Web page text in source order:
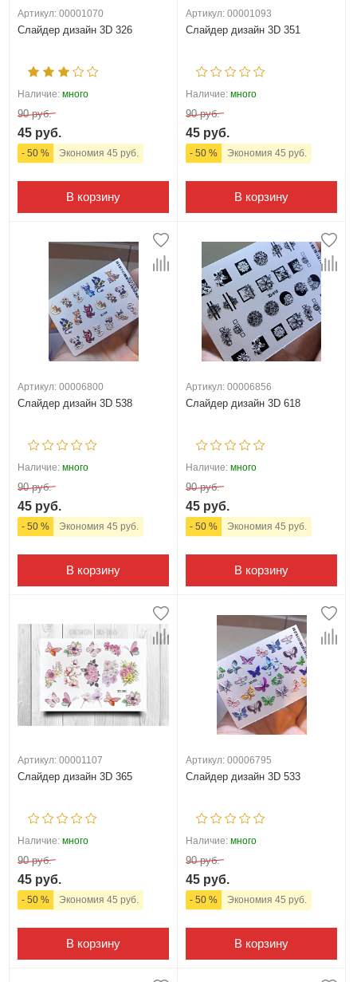
Артикул: 00001070
Слайдер дизайн 3D 326
Наличие: много
90 руб.
45 руб.
- 50 % Экономия 45 руб.
В корзину
Артикул: 00001093
Слайдер дизайн 3D 351
Наличие: много
90 руб.
45 руб.
- 50 % Экономия 45 руб.
В корзину
Артикул: 00006800
Слайдер дизайн 3D 538
Наличие: много
90 руб.
45 руб.
- 50 % Экономия 45 руб.
В корзину
Артикул: 00006856
Слайдер дизайн 3D 618
Наличие: много
90 руб.
45 руб.
- 50 % Экономия 45 руб.
В корзину
Артикул: 00001107
Слайдер дизайн 3D 365
Наличие: много
90 руб.
45 руб.
- 50 % Экономия 45 руб.
В корзину
Артикул: 00006795
Слайдер дизайн 3D 533
Наличие: много
90 руб.
45 руб.
- 50 % Экономия 45 руб.
В корзину